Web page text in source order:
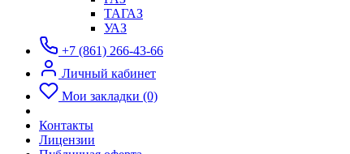
ТАГАЗ
УАЗ
+7 (861) 266-43-66
Личный кабинет
Мои закладки (0)
Контакты
Лицензии